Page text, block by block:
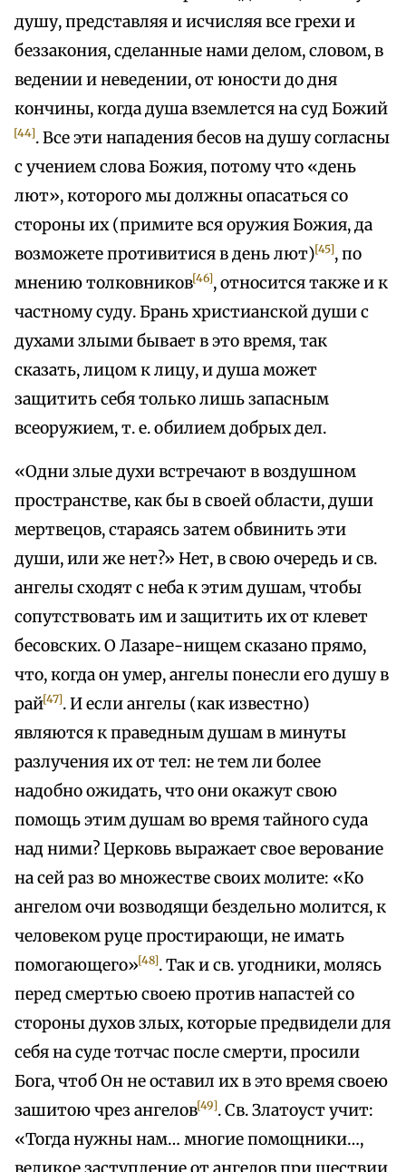
душу, представляя и исчисляя все грехи и
беззакония, сделанные нами делом, словом, в
ведении и неведении, от юности до дня
кончины, когда душа вземлется на суд Божий
[44]. Все эти нападения бесов на душу согласны
с учением слова Божия, потому что «день
лют», которого мы должны опасаться со
стороны их (примите вся оружия Божия, да
возможете противитися в день лют)[45], по
мнению толковников[46], относится также и к
частному суду. Брань христианской души с
духами злыми бывает в это время, так
сказать, лицом к лицу, и душа может
защитить себя только лишь запасным
всеоружием, т. е. обилием добрых дел.
«Одни злые духи встречают в воздушном
пространстве, как бы в своей области, души
мертвецов, стараясь затем обвинить эти
души, или же нет?» Нет, в свою очередь и св.
ангелы сходят с неба к этим душам, чтобы
сопутствовать им и защитить их от клевет
бесовских. О Лазаре-нищем сказано прямо,
что, когда он умер, ангелы понесли его душу в
рай[47]. И если ангелы (как известно)
являются к праведным душам в минуты
разлучения их от тел: не тем ли более
надобно ожидать, что они окажут свою
помощь этим душам во время тайного суда
над ними? Церковь выражает свое верование
на сей раз во множестве своих молите: «Ко
ангелом очи возводящи бездельно молится, к
человеком руце простирающи, не имать
помогающего»[48]. Так и св. угодники, молясь
перед смертью своею против напастей со
стороны духов злых, которые предвидели для
себя на суде тотчас после смерти, просили
Бога, чтоб Он не оставил их в это время своею
зашитою чрез ангелов[49]. Св. Златоуст учит:
«Тогда нужны нам… многие помощники…,